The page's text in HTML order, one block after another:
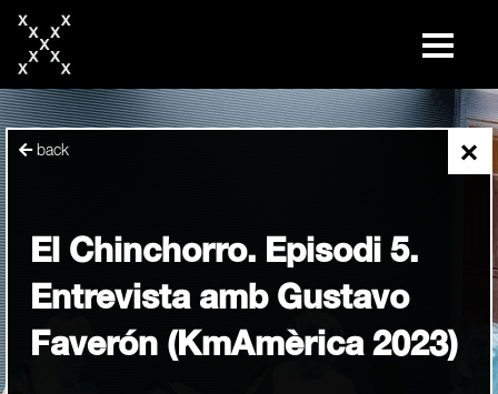
content
×
back
El Chinchorro. Episodi 5.
Entrevista amb Gustavo
Faverón (KmAmèrica 2023)